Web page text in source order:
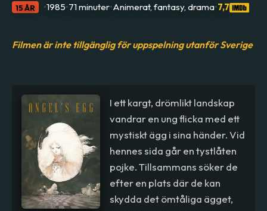
15 ÅR •1985•71 minuter•Animerat, fantasy, drama•7,7
Filmen är inte tillgänglig för uppspelning utanför Sverige
I ett kargt, drömlikt landskap
vandrar en ung flicka med ett
mystiskt ägg i sina händer. Vid
hennes sida går en tystlåten
pojke. Tillsammans söker de
efter en plats där de kan
skydda det ömtåliga ägget,